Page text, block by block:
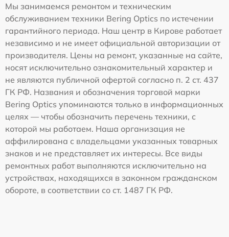
Мы занимаемся ремонтом и техническим
обслуживанием техники Bering Optics по истечении
гарантийного периода. Наш центр в Кирове работает
независимо и не имеет официальной авторизации от
производителя. Цены на ремонт, указанные на сайте,
носят исключительно ознакомительный характер и
не являются публичной офертой согласно п. 2 ст. 437
ГК РФ. Названия и обозначения торговой марки
Bering Optics упоминаются только в информационных
целях — чтобы обозначить перечень техники, с
которой мы работаем. Наша организация не
аффилирована с владельцами указанных товарных
знаков и не представляет их интересы. Все виды
ремонтных работ выполняются исключительно на
устройствах, находящихся в законном гражданском
обороте, в соответствии со ст. 1487 ГК РФ.